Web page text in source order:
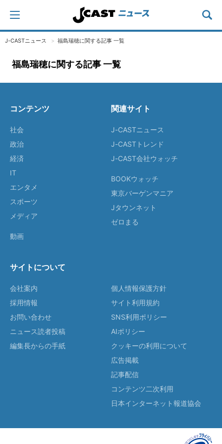
J-CASTニュース 福島瑞穂に関する記事 一覧
福島瑞穂に関する記事 一覧
コンテンツ
社会
政治
経済
IT
エンタメ
スポーツ
メディア
動画
関連サイト
J-CASTニュース
J-CASTトレンド
J-CAST会社ウォッチ
BOOKウォッチ
東京バーゲンマニア
Jタウンネット
ゼロまる
サイトについて
会社案内
採用情報
お問い合わせ
ニュース読者投稿
編集長からの手紙
個人情報保護方針
サイト利用規約
SNS利用ポリシー
AIポリシー
クッキーの利用について
広告掲載
記事配信
コンテンツ二次利用
日本インターネット報道協会